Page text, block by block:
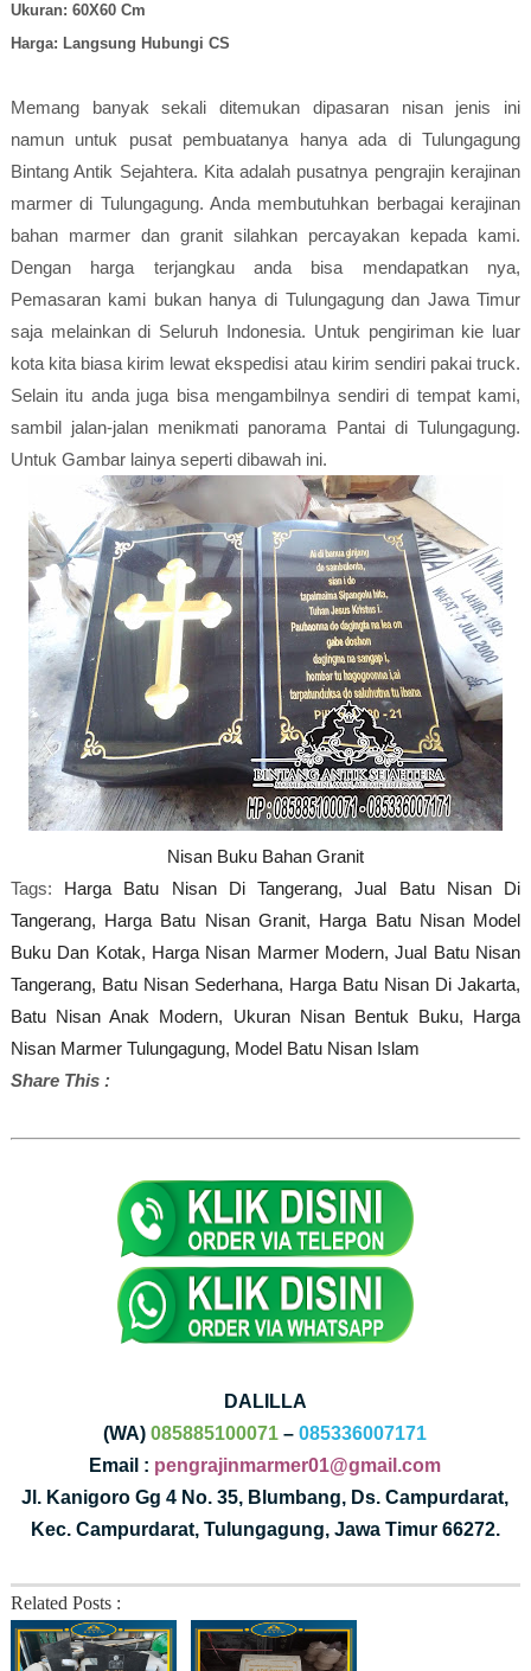
Ukuran: 60X60 Cm
Harga: Langsung Hubungi CS
Memang banyak sekali ditemukan dipasaran nisan jenis ini
namun untuk pusat pembuatanya hanya ada di Tulungagung
Bintang Antik Sejahtera. Kita adalah pusatnya pengrajin kerajinan
marmer di Tulungagung. Anda membutuhkan berbagai kerajinan
bahan marmer dan granit silahkan percayakan kepada kami.
Dengan harga terjangkau anda bisa mendapatkan nya,
Pemasaran kami bukan hanya di Tulungagung dan Jawa Timur
saja melainkan di Seluruh Indonesia. Untuk pengiriman kie luar
kota kita biasa kirim lewat ekspedisi atau kirim sendiri pakai truck.
Selain itu anda juga bisa mengambilnya sendiri di tempat kami,
sambil jalan-jalan menikmati panorama Pantai di Tulungagung.
Untuk Gambar lainya seperti dibawah ini.
Nisan Buku Bahan Granit
Tags: Harga Batu Nisan Di Tangerang,
Jual Batu Nisan Di
Tangerang, Harga Batu Nisan Granit, Harga Batu Nisan Model
Buku Dan Kotak, Harga Nisan Marmer Modern, Jual Batu Nisan
Tangerang, Batu Nisan Sederhana, Harga Batu Nisan Di Jakarta,
Batu Nisan Anak Modern,
Ukuran Nisan Bentuk Buku, Harga
Nisan Marmer Tulungagung, Model Batu Nisan Islam
Share This :
DALILLA
(WA)085885100071 –085336007171
Email : pengrajinmarmer01@gmail.com
Jl. Kanigoro Gg 4 No. 35, Blumbang, Ds. Campurdarat,
Kec. Campurdarat, Tulungagung, Jawa Timur 66272.
Related Posts :